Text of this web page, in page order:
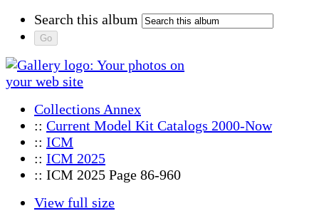
Search this album
Collections Annex
:: Current Model Kit Catalogs 2000-Now
:: ICM
:: ICM 2025
:: ICM 2025 Page 86-960
View full size